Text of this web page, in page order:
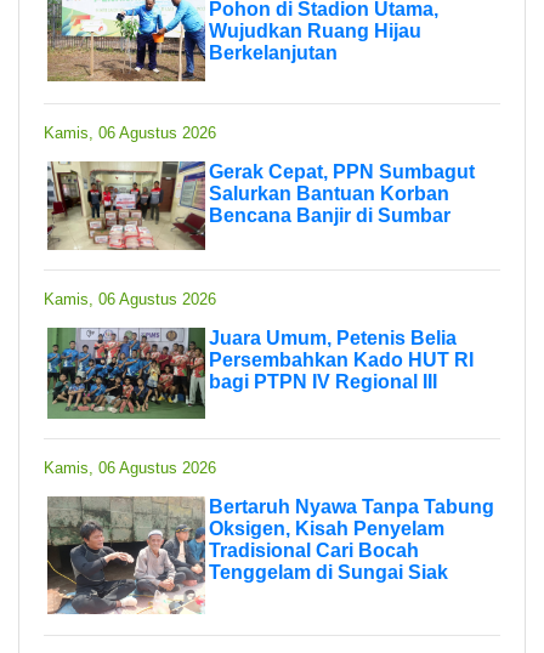
Pohon di Stadion Utama,
Wujudkan Ruang Hijau
Berkelanjutan
Kamis, 06 Agustus 2026
Gerak Cepat, PPN Sumbagut
Salurkan Bantuan Korban
Bencana Banjir di Sumbar
Kamis, 06 Agustus 2026
Juara Umum, Petenis Belia
Persembahkan Kado HUT RI
bagi PTPN IV Regional III
Kamis, 06 Agustus 2026
Bertaruh Nyawa Tanpa Tabung
Oksigen, Kisah Penyelam
Tradisional Cari Bocah
Tenggelam di Sungai Siak